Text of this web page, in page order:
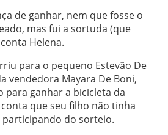
de ganhar, nem que fosse o
mas fui a sortuda (que
Helena.
para o pequeno Estevão De
vendedora Mayara De Boni,
para ganhar a bicicleta da
que seu filho não tinha
participando do sorteio.